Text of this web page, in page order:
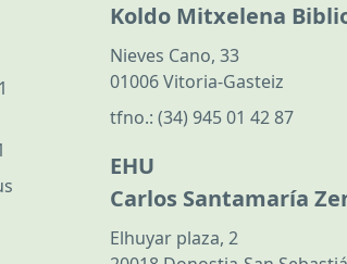
Koldo Mitxelena
Nieves Cano, 33
01006 Vitoria-Gasteiz
tfno.: (34) 945 01 42 87
EHU
Carlos Santamaría
Elhuyar plaza, 2